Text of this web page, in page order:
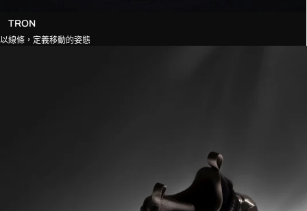
TRON
以線條，定義移動的姿態